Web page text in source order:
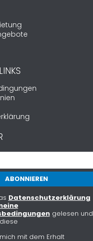
Datenschutzerklärung
gelesen und
mit dem Erhalt